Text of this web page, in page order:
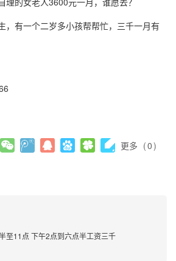
，有一个二岁多小孩帮帮忙，三千一月有
更多 (0)
至11点 下午2点到六点半工资三千